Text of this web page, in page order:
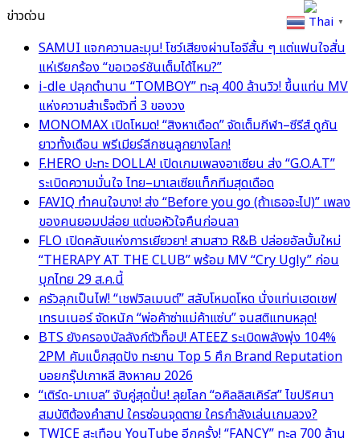
ข่าวด่วน
SAMUI แจกความละมุน! โชว์เสียงผ่านไอจีสั้น ๆ แต่แฟนใจสั่น
แห่เรียกร้อง “ขอเวอร์ชันเต็มได้ไหม?”
i-dle ปลุกตำนาน “TOMBOY” ทะลุ 400 ล้านวิว! ขึ้นแท่น MV
แห่งความสำเร็จตัวที่ 3 ของวง
MONOMAX เปิดโหมด! “สิงหาเดือด” จัดเต็มกีฬา–ซีรีส์ ดูกัน
ยาวทั้งเดือน พรีเมียร์ลีกชนลูกยางโลก!
F.HERO ปะทะ DOLLA! เปิดเกมเพลงอาเซียน ส่ง “G.O.A.T”
ระเบิดความมั่นใจ ไทย–มาเลเซียแท็กทีมสุดเดือด
FAVIQ ทำคนใจบาง! ส่ง “Before you go (ถ้าเธอจะไป)” เพลง
ของคนยอมปล่อย แต่ขอหัวใจคืนก่อนลา
FLO เปิดคลับแห่งการเยียวยา! สามสาว R&B ปล่อยอัลบั้มใหม่
“THERAPY AT THE CLUB” พร้อม MV “Cry Ugly” ก่อน
บุกไทย 29 ส.ค.นี้
ครัวลุกเป็นไฟ! “เชฟวิลเมนต์” สลับโหมดโหด นั่งแท่นเฮดเชฟ
เทรนเนอร์ จัดหนัก “พ่อค้าซ่าแม่ค้าแซ่บ” จนสติแทบหลุด!
BTS ยังครองบัลลังก์ตัวท็อป! ATEEZ ระเบิดพลังพุ่ง 104%
2PM คัมแบ็กสุดปัง ทะยาน Top 5 ศึก Brand Reputation
บอยกรุ๊ปเกาหลี สิงหาคม 2026
“เติร์ด-มาเบล” จับคู่สุดปั่น! ลุยโลก “อคิลลิสเคิร์ส” ไขปริศนา
สมบัติต้องคำสาป ใครซ่อนจุดตาย ใครกำลังเล่นเกมลวง?
TWICE สะเทือน YouTube อีกครั้ง! “FANCY” ทะลุ 700 ล้าน
Thai ▼